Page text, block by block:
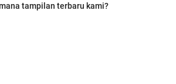
tampilan terbaru kami?